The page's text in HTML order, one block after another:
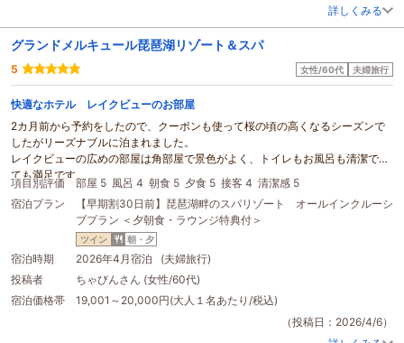
詳しくみる
グランドメルキュール琵琶湖リゾート＆スパ
5 女性/60代 夫婦旅行
快適なホテル レイクビューのお部屋
2カ月前から予約をしたので、クーポンも使って桜の頃の高くなるシーズンで
したがリーズナブルに泊まれました。
レイクビューの広めの部屋は角部屋で景色がよく、トイレもお風呂も清潔でと
ても満足です。
テレビがもう少し大きいとうれしいです。
この口コミで言われていたチェックインの混雑もありませんでした。（事前メ
ールチェックインしましたがカギを受け取るためには結局並ぶので、メールチ
ェックインしなくてもよかったかな）エレベーターも臨時エレベーターがあっ
て、なんのストレスもありませんでした。たぶん、いろいろ改善されているの
で安心して宿泊できると思います。
春休み
でお子様たちも多かったですが、にぎわってる感じでほほえましかった
です。
ウエルカムドリンクにアルコールがあることや夕食のときもアルコールがフリ
項目別評価 部屋 5 風呂 4 朝食 5 夕食 5 接客 4 清潔感 5
宿泊プラン
【早期割30日前】琵琶湖畔のスパリゾート オールインクルーシ
ブプラン ＜夕朝食・ラウンジ特典付＞
ツイン 朝・夕
宿泊時期
2026年4月宿泊 (夫婦旅行)
投稿者
ちゃびんさん (女性/60代)
宿泊価格帯
19,001～20,000円(大人１名あたり/税込)
（投稿日：2026/4/6）